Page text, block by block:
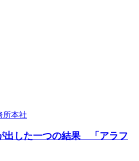
出した一つの結果 「アラフ